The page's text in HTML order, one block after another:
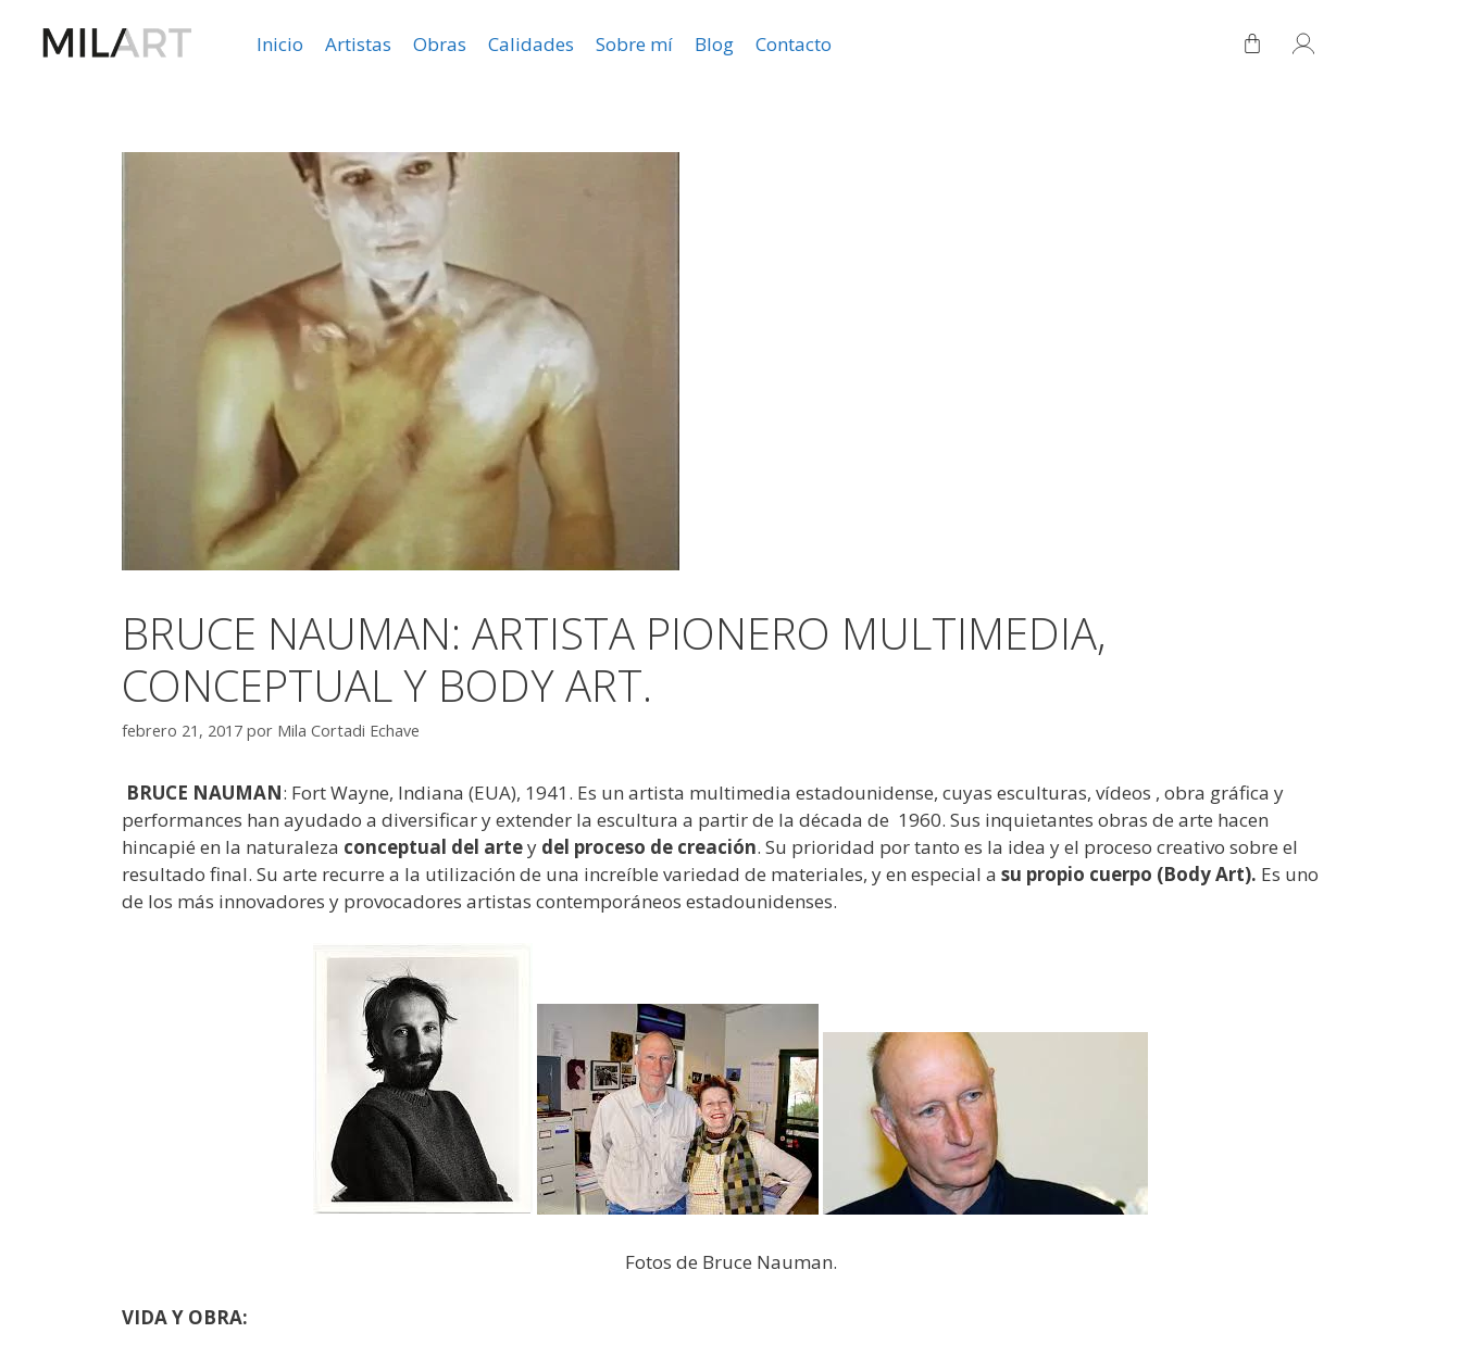
Inicio Artistas Obras Calidades Sobre mí Blog Contacto
BRUCE NAUMAN: ARTISTA PIONERO MULTIMEDIA,
CONCEPTUAL Y BODY ART.
febrero 21, 2017 por Mila Cortadi Echave
BRUCE NAUMAN: Fort Wayne, Indiana (EUA), 1941. Es un artista multimedia estadounidense, cuyas esculturas, vídeos , obra gráfica y
performances han ayudado a diversificar y extender la escultura a partir de la década de 1960. Sus inquietantes obras de arte hacen
hincapié en la naturaleza conceptual del artey del proceso de creación. Su prioridad por tanto es la idea y el proceso creativo sobre el
resultado final. Su arte recurre a la utilización de una increíble variedad de materiales, y en especial a su propio cuerpo (Body Art). Es uno
de los más innovadores y provocadores artistas contemporáneos estadounidenses.
Fotos de Bruce Nauman.
VIDA Y OBRA: